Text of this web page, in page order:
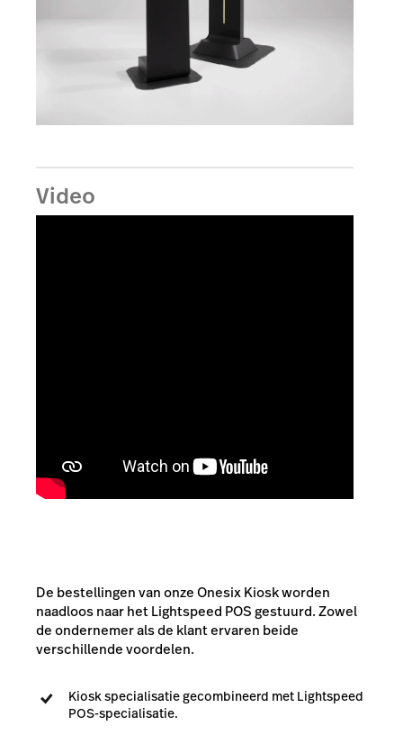
Video
De bestellingen van onze Onesix Kiosk worden
naadloos naar het Lightspeed POS gestuurd. Zowel
de ondernemer als de klant ervaren beide
verschillende voordelen.
Kiosk specialisatie gecombineerd met Lightspeed
POS-specialisatie.